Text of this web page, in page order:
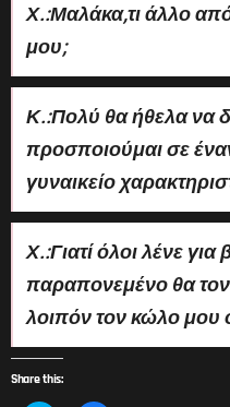
Χ.:Μαλάκα,τι άλλο
μου;
Κ.:Πολύ θα ήθελα να
προσποιούμαι σε
γυναικείο
Χ.:Γιατί όλοι λένε
παραπονεμένο θα
λοιπόν τον κώλο μου
Share this: